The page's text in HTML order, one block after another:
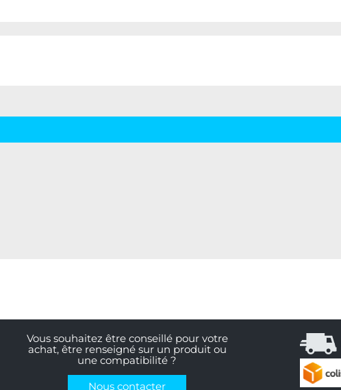
Vous souhaitez être conseillé pour votre
achat, être renseigné sur un produit ou
une compatibilité ?
Nous contacter